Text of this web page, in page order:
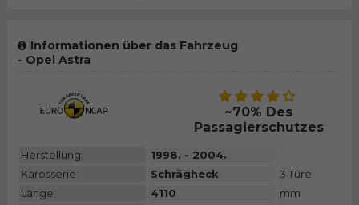
Informationen über das Fahrzeug
- Opel Astra
~70% Des
Passagierschutzes
Herstellung:
1998. - 2004.
Karosserie:
Schrägheck
3 Türe
Länge:
4110
mm